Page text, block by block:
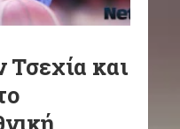
Τσεχία και